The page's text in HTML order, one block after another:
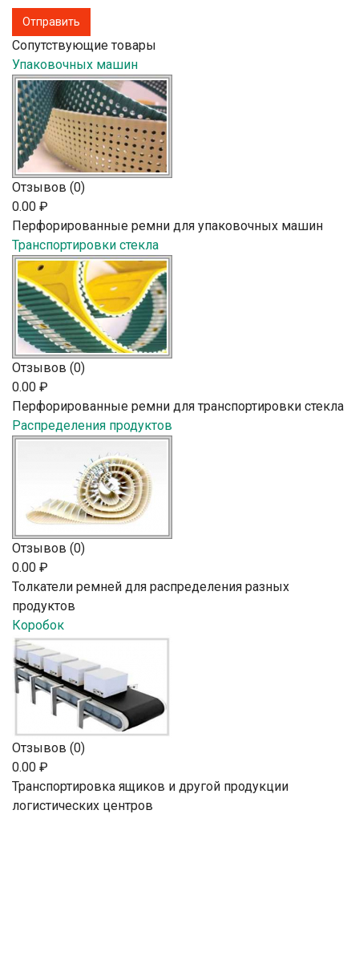
Сопутствующие товары
Упаковочных машин
Отзывов (0)
0.00 ₽
Перфорированные ремни для упаковочных машин
Транспортировки стекла
Отзывов (0)
0.00 ₽
Перфорированные ремни для транспортировки стекла
Распределения продуктов
Отзывов (0)
0.00 ₽
Толкатели ремней для распределения разных
продуктов
Коробок
Отзывов (0)
0.00 ₽
Транспортировка ящиков и другой продукции
логистических центров